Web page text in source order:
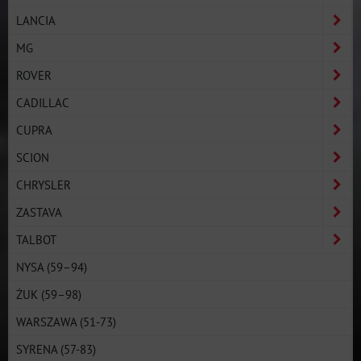
LANCIA
MG
ROVER
CADILLAC
CUPRA
SCION
CHRYSLER
ZASTAVA
TALBOT
NYSA (59–94)
ŻUK (59–98)
WARSZAWA (51-73)
SYRENA (57-83)